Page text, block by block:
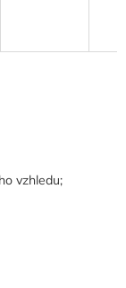
vzhledu;